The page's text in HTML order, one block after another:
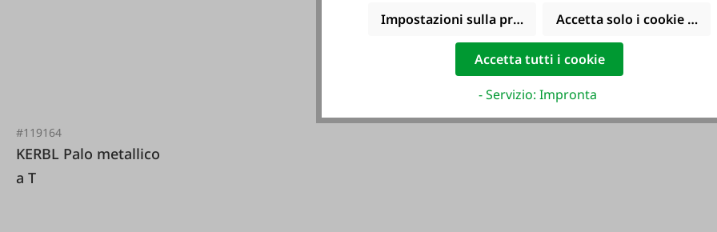
#119164
KERBL Palo metallico
a T
Impostazioni sulla privacy Accetta solo i cookie
Accetta tutti i cookie
- Servizio: Impronta